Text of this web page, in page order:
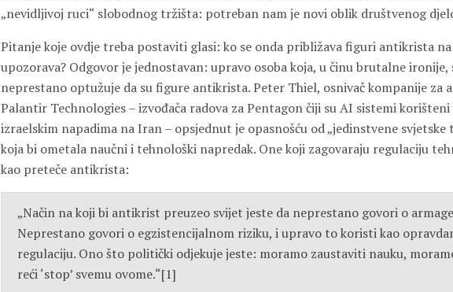
„nevidljivoj ruci“ slobodnog tržišta: potreban nam je novi oblik društvenog
Pitanje koje ovdje treba postaviti glasi: ko se onda približava figuri antikrista na
upozorava? Odgovor je jednostavan: upravo osoba koja, u činu brutalne
neprestano optužuje da su figure antikrista. Peter Thiel, osnivač kompanije za
Palantir Technologies – izvođača radova za Pentagon čiji su AI sistemi
izraelskim napadima na Iran – opsjednut je opasnošću od „jedinstvene
koja bi ometala naučni i tehnološki napredak. One koji zagovaraju regulaciju
kao preteče antikrista:
„Način na koji bi antikrist preuzeo svijet jeste da neprestano govori o
Neprestano govori o egzistencijalnom riziku, i upravo to koristi kao
regulaciju. Ono što politički odjekuje jeste: moramo zaustaviti nauku,
reći ‘stop’ svemu ovome.“[1]